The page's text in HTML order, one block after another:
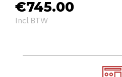
€745.00
Incl BTW